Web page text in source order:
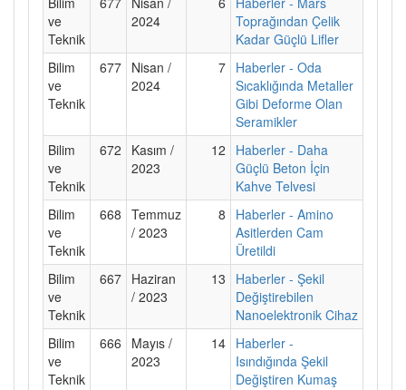
ve
Teknik
2024
Toprağından Çelik
Kadar Güçlü Lifler
Bilim
ve
Teknik
677 Nisan /
2024
7 Haberler - Oda
Sıcaklığında Metaller
Gibi Deforme Olan
Seramikler
Bilim
ve
Teknik
672
Kasım /
2023
12
Haberler - Daha
Güçlü Beton İçin
Kahve Telvesi
Bilim
ve
Teknik
668 Temmuz
/ 2023
8
Haberler - Amino
Asitlerden Cam
Üretildi
Bilim
ve
Teknik
667 Haziran
/ 2023
13
Haberler - Şekil
Değiştirebilen
Nanoelektronik Cihaz
Bilim
ve
Teknik
666
Mayıs /
2023
14 Haberler -
Isındığında Şekil
Değiştiren Kumaş